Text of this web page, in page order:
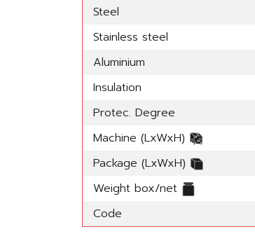
Steel
Stainless steel
Aluminium
Insulation
Protec. Degree
Machine (LxWxH)
Package (LxWxH)
Weight box/net
Code